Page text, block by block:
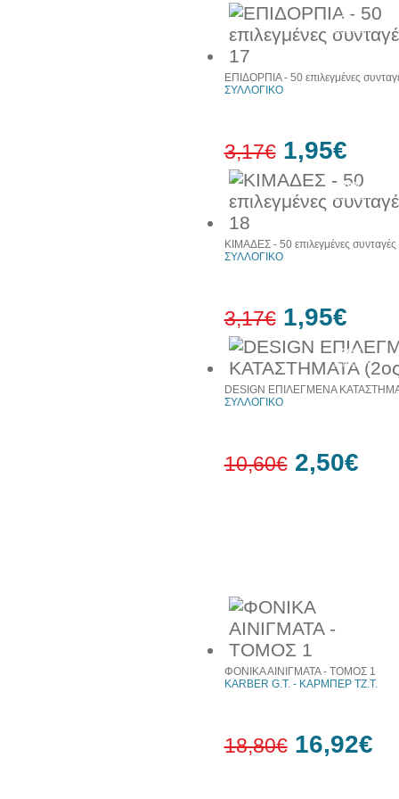
38%
έκπτωση
38%
έκπτωση
ΕΠΙΔΟΡΠΙΑ - 50 επιλεγμένες
ΣΥΛΛΟΓΙΚΟ
3,17€ 1,95€
38%
έκπτωση
ΚΙΜΑΔΕΣ - 50 επιλεγμένες
ΣΥΛΛΟΓΙΚΟ
3,17€ 1,95€
DESIGN ΕΠΙΛΕΓΜΕΝΑ
ΣΥΛΛΟΓΙΚΟ
10,60€ 2,50€
ΦΟΝΙΚΑ ΑΙΝΙΓΜΑΤΑ - ΤΟΜΟΣ 1
KARBER G.T. - ΚΑΡΜΠΕΡ ΤΖ.Τ.
18,80€ 16,92€